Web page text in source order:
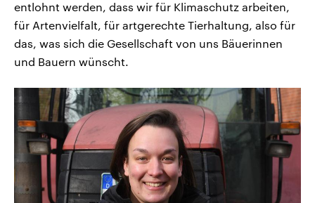
entlohnt werden, dass wir für Klimaschutz arbeiten,
für Artenvielfalt, für artgerechte Tierhaltung, also für
das, was sich die Gesellschaft von uns Bäuerinnen
und Bauern wünscht.